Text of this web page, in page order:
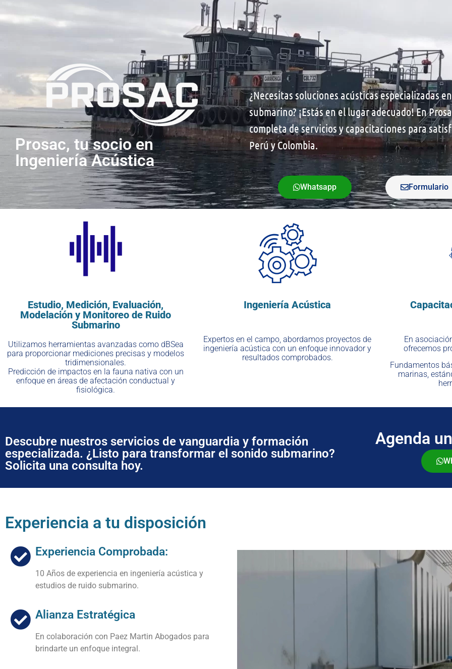
Prosac, tu socio en
Ingeniería Acústica
¿Necesitas soluciones acústicas especializadas
submarino? ¡Estás en el lugar adecuado! En
completa de servicios y capacitaciones para
Perú y Colombia.
Whatsapp Formulario
Estudio, Medición, Evaluación,
Modelación y Monitoreo de Ruido
Submarino
Utilizamos herramientas avanzadas como dBSea
para proporcionar mediciones precisas y modelos
tridimensionales.
Predicción de impactos en la fauna nativa con un
enfoque en áreas de afectación conductual y
fisiológica.
Ingeniería Acústica
Expertos en el campo, abordamos proyectos de
ingeniería acústica con un enfoque innovador y
resultados comprobados.
En
ofrecemos
Fundamentos
marinas,
Descubre nuestros servicios de vanguardia y formación
especializada. ¿Listo para transformar el sonido submarino?
Solicita una consulta hoy.
Agenda
Experiencia a tu disposición
Experiencia Comprobada:
10 Años de experiencia en ingeniería acústica y
estudios de ruido submarino.
Alianza Estratégica
En colaboración con Paez Martin Abogados para
brindarte un enfoque integral.